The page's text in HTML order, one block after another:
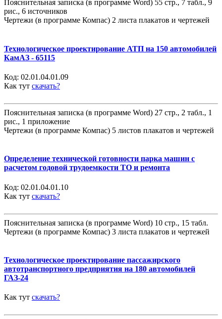
Пояснительная записка (в программе Word) 55 стр., 7 табл., 9
рис., 6 источников
Чертежи (в программе Компас) 2 листа плакатов и чертежей
Технологическое проектирование АТП на 150 автомобилей
КамАЗ - 65115
Код: 02.01.04.01.09
Как тут скачать?
Пояснительная записка (в программе Word) 27 стр., 2 табл., 1
рис., 1 приложение
Чертежи (в программе Компас) 5 листов плакатов и чертежей
Определение технической готовности парка машин с
расчетом годовой трудоемкости ТО и ремонта
Код: 02.01.04.01.10
Как тут скачать?
Пояснительная записка (в программе Word) 10 стр., 15 табл.
Чертежи (в программе Компас) 3 листа плакатов и чертежей
Технологическое проектирование пассажирского
автотранспортного предприятия на 180 автомобилей
ГАЗ-24
Как тут скачать?